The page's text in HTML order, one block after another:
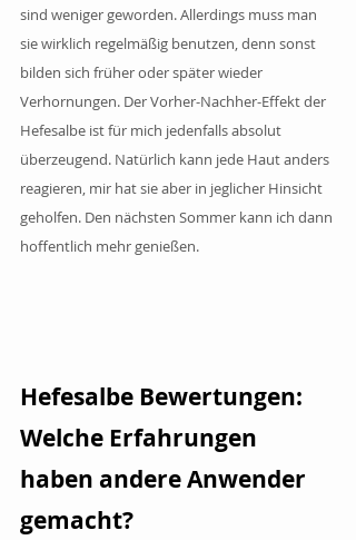
sind weniger geworden. Allerdings muss man
sie wirklich regelmäßig benutzen, denn sonst
bilden sich früher oder später wieder
Verhornungen. Der Vorher-Nachher-Effekt der
Hefesalbe ist für mich jedenfalls absolut
überzeugend. Natürlich kann jede Haut anders
reagieren, mir hat sie aber in jeglicher Hinsicht
geholfen. Den nächsten Sommer kann ich dann
hoffentlich mehr genießen.
Hefesalbe Bewertungen:
Welche Erfahrungen
haben andere Anwender
gemacht?